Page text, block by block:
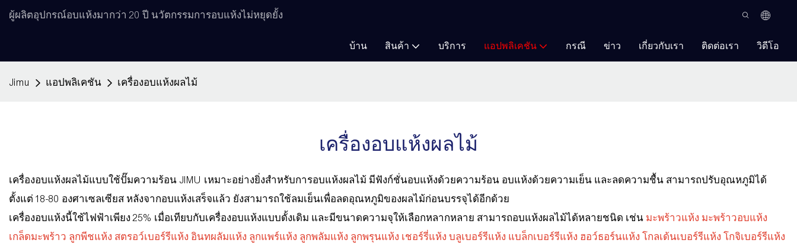
ผู้ผลิตอุปกรณ์อบแห้งมากว่า 20 ปี นวัตกรรมการอบแห้งไม่หยุดยั้ง
บ้าน สินค้า บริการ แอปพลิเคชัน กรณี ข่าว เกี่ยวกับเรา ติดต่อเรา วิดีโอ
Jimu แอปพลิเคชัน เครื่องอบแห้งผลไม้
เครื่องอบแห้งผลไม้
เครื่องอบแห้งผลไม้แบบใช้ปั๊มความร้อน JIMU เหมาะอย่างยิ่งสำหรับการอบแห้งผลไม้ มีฟังก์ชั่นอบแห้งด้วยความร้อน อบแห้งด้วยความเย็น และลดความชื้น สามารถปรับอุณหภูมิได้
ตั้งแต่ 18-80 องศาเซลเซียส หลังจากอบแห้งเสร็จแล้ว ยังสามารถใช้ลมเย็นเพื่อลดอุณหภูมิของผลไม้ก่อนบรรจุได้อีกด้วย
เครื่องอบแห้งนี้ใช้ไฟฟ้าเพียง 25% เมื่อเทียบกับเครื่องอบแห้งแบบดั้งเดิม และมีขนาดความจุให้เลือกหลากหลาย สามารถอบแห้งผลไม้ได้หลายชนิด เช่น มะพร้าวแห้ง มะพร้าวอบแห้ง
เกล็ดมะพร้าว ลูกพีชแห้ง สตรอว์เบอร์รีแห้ง อินทผลัมแห้ง ลูกแพร์แห้ง ลูกพลัมแห้ง ลูกพรุนแห้ง เชอร์รี่แห้ง บลูเบอร์รีแห้ง แบล็กเบอร์รีแห้ง ฮอว์ธอร์นแห้ง โกลเด้นเบอร์รีแห้ง โกจิเบอร์รีแห้ง